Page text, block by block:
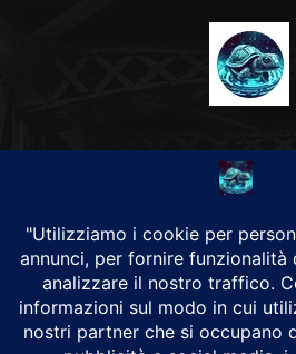
CHI SIAMO
Alground Geopolitica e
Da una idea di Brunilde Trizio
Alground fa parte del Gruppo Trizio